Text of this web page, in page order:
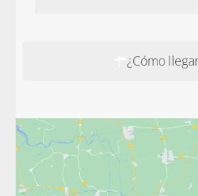
¿Cómo